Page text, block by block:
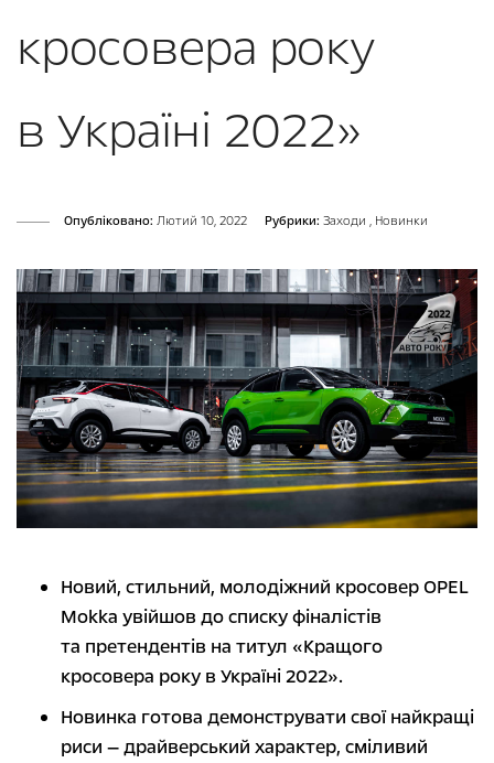
кросовера року
в Україні 2022»
Опубліковано: Лютий 10, 2022 Рубрики: Заходи , Новинки
Новий, стильний, молодіжний кросовер OPEL
Mokka увійшов до списку фіналістів
та претендентів на титул «Кращого
кросовера року в Україні 2022».
Новинка готова демонструвати свої найкращі
риси — драйверський характер, сміливий